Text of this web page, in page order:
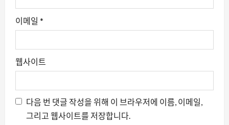
이메일 *
웹사이트
다음 번 댓글 작성을 위해 이 브라우저에 이름, 이메일,
그리고 웹사이트를 저장합니다.